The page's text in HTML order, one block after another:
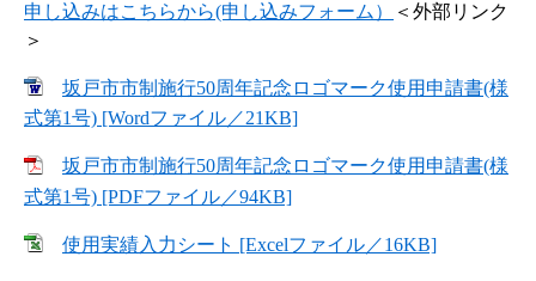
申し込みはこちらから(申し込みフォーム）
＜外部リンク
＞
坂戸市市制施行50周年記念ロゴマーク使用申請書(様
式第1号) [Wordファイル／21KB]
坂戸市市制施行50周年記念ロゴマーク使用申請書(様
式第1号) [PDFファイル／94KB]
使用実績入力シート [Excelファイル／16KB]